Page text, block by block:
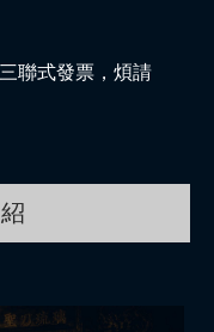
聯式發票，煩請